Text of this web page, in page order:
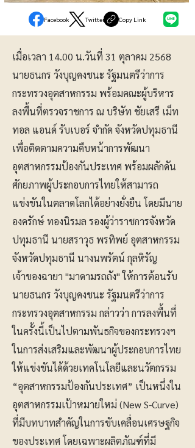
Facebook Twitter Copy Link
เมื่อเวลา 14.00 น.วันที่ 31 ตุลาคม 2568
นายธนกร วังบุญคงชนะ รัฐมนตรีว่าการ
กระทรวงอุตสาหกรรม พร้อมคณะผู้บริหาร
ลงพื้นที่ตรวจราชการ ณ บริษัท ชัยเสรี เม็ท
ทอล แอนด์ รับเบอร์ จำกัด จังหวัดปทุมธานี
เพื่อติดตามความคืบหน้าการพัฒนา
อุตสาหกรรมป้องกันประเทศ พร้อมผลักดัน
ศักยภาพผู้ประกอบการไทยให้สามารถ
แข่งขันในตลาดโลกได้อย่างยั่งยืน โดยมีนาย
องครักษ์ ทองนิรมล รองผู้ว่าราชการจังหวัด
ปทุมธานี นายสราวุธ พรทิพย์ อุตสาหกรรม
จังหวัดปทุมธานี นางนพรัตน์ กุลหิรัญ
เจ้าของฉายา "มาดามรถถัง" ให้การต้อนรับ
นายธนกร วังบุญคงชนะ รัฐมนตรีว่าการ
กระทรวงอุตสาหกรรม กล่าวว่า การลงพื้นที่
ในครั้งนี้เป็นไปตามพันธกิจของกระทรวงฯ
ในการส่งเสริมและพัฒนาผู้ประกอบการไทย
ให้แข่งขันได้ด้วยเทคโนโลยีและนวัตกรรม
“อุตสาหกรรมป้องกันประเทศ” เป็นหนึ่งใน
อุตสาหกรรมเป้าหมายใหม่ (New S-Curve)
ที่มีบทบาทสำคัญในการขับเคลื่อนเศรษฐกิจ
ของประเทศ โดยเฉพาะผลิตภัณฑ์ที่มี